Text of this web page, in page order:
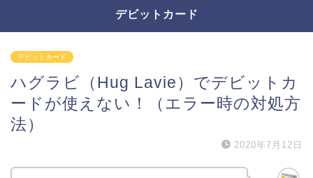
デビットカード
デビットカード
ハグラビ（Hug Lavie）でデビットカ
ードが使えない！（エラー時の対処方
法）
2020年7月12日